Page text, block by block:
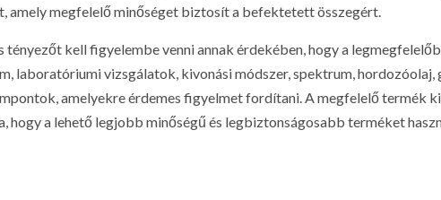
amely megfelelő minőséget biztosít a befektetett összegért.
tényezőt kell figyelembe venni annak érdekében, hogy a
laboratóriumi vizsgálatok, kivonási módszer, spektrum, hordozóolaj,
amelyekre érdemes figyelmet fordítani. A megfelelő termék
hogy a lehető legjobb minőségű és legbiztonságosabb terméket